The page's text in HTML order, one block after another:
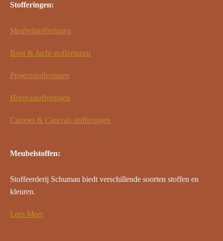
Stofferingen:
Meubelstofferingen
Boot & Jacht stofferingen
Projectstofferingen
Horecastofferingen
Camper & Caravan stofferingen
Meubelstoffen:
Stoffeerderij Schuman biedt verschillende soorten stoffen en
kleuren.
Lees Meer